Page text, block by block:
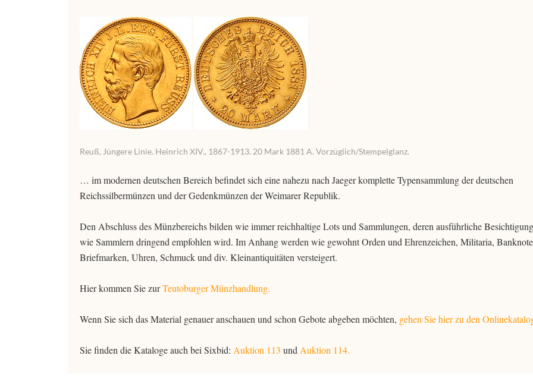
Reuß, Jüngere Linie. Heinrich XIV., 1867-1913. 20 Mark 1881 A. Vorzüglich/Stempelglanz.
… im modernen deutschen Bereich befindet sich eine nahezu nach Jaeger komplette Typensammlung der deutschen
Reichssilbermünzen und der Gedenkmünzen der Weimarer Republik.
Den Abschluss des Münzbereichs bilden wie immer reichhaltige Lots und Sammlungen, deren ausführliche
wie Sammlern dringend empfohlen wird. Im Anhang werden wie gewohnt Orden und Ehrenzeichen, Militaria,
Briefmarken, Uhren, Schmuck und div. Kleinantiquitäten versteigert.
Hier kommen Sie zurTeutoburger Münzhandlung.
Wenn Sie sich das Material genauer anschauen und schon Gebote abgeben möchten, gehen Sie hier zu den
Sie finden die Kataloge auch bei Sixbid: Auktion 113 und Auktion 114.